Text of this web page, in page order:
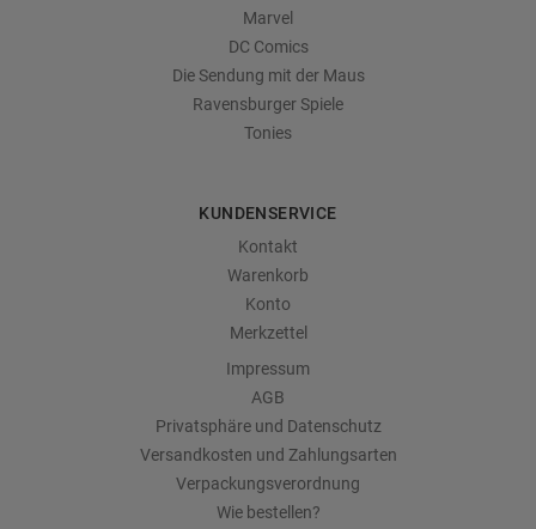
Marvel
DC Comics
Die Sendung mit der Maus
Ravensburger Spiele
Tonies
KUNDENSERVICE
Kontakt
Warenkorb
Konto
Merkzettel
Impressum
AGB
Privatsphäre und Datenschutz
Versandkosten und Zahlungsarten
Verpackungsverordnung
Wie bestellen?